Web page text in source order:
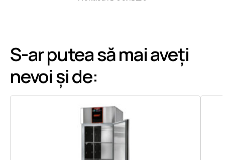
S-ar putea să mai aveți
nevoi și de: